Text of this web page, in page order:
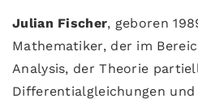
Julian Fischer, geboren
Mathematiker, der im
Analysis, der Theorie
Differentialgleichungen